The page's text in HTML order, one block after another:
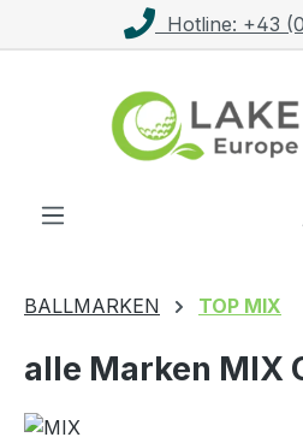
Zum Hauptinhalt springen
Hotline: +43
BALLMARKEN TOP MIX
alle Marken MIX